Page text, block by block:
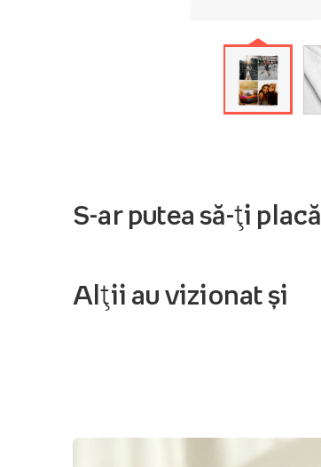
S-ar putea să-ți placă
Alții au vizionat și